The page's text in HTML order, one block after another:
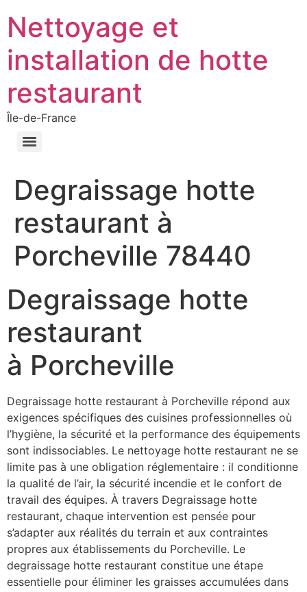
Nettoyage et
installation de hotte
restaurant
Île-de-France
Degraissage hotte
restaurant à
Porcheville 78440
Degraissage hotte
restaurant
à Porcheville
Degraissage hotte restaurant à Porcheville répond aux
exigences spécifiques des cuisines professionnelles où
l’hygiène, la sécurité et la performance des équipements
sont indissociables. Le nettoyage hotte restaurant ne se
limite pas à une obligation réglementaire : il conditionne
la qualité de l’air, la sécurité incendie et le confort de
travail des équipes. À travers Degraissage hotte
restaurant, chaque intervention est pensée pour
s’adapter aux réalités du terrain et aux contraintes
propres aux établissements du Porcheville. Le
degraissage hotte restaurant constitue une étape
essentielle pour éliminer les graisses accumulées dans